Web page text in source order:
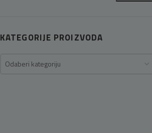
KATEGORIJE PROIZVODA
Odaberi kategoriju